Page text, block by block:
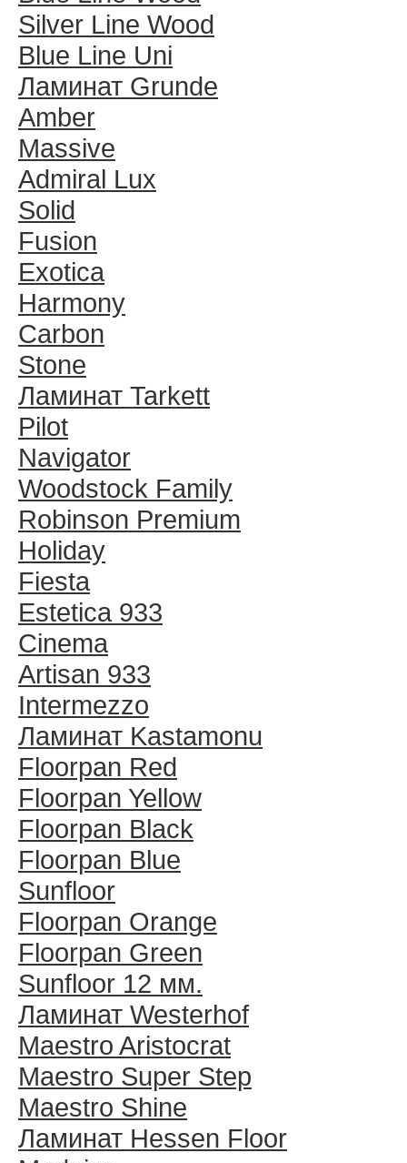
Silver Line Wood
Blue Line Uni
Ламинат Grunde
Amber
Massive
Admiral Lux
Solid
Fusion
Exotica
Harmony
Carbon
Stone
Ламинат Tarkett
Pilot
Navigator
Woodstock Family
Robinson Premium
Holiday
Fiesta
Estetica 933
Cinema
Artisan 933
Intermezzo
Ламинат Kastamonu
Floorpan Red
Floorpan Yellow
Floorpan Black
Floorpan Blue
Sunfloor
Floorpan Orange
Floorpan Green
Sunfloor 12 мм.
Ламинат Westerhof
Maestro Aristocrat
Maestro Super Step
Maestro Shine
Ламинат Hessen Floor